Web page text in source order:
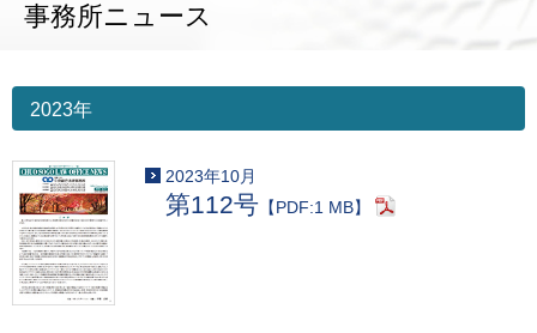
v
g
事務所ニュース
2023年
2023年10月
第112号 【PDF:1 MB】